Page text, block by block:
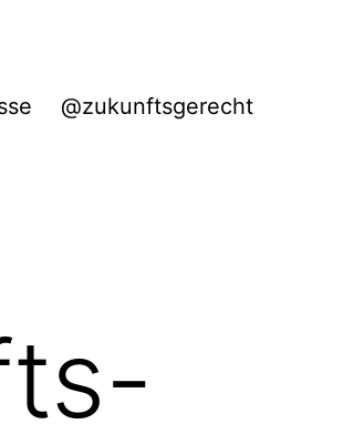
@zukunftsgerecht